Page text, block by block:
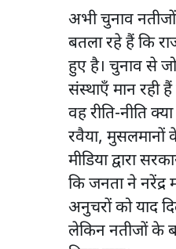
अभी चुनाव
बतला रहे हैं कि
हुए है। चुनाव से
संस्थाएँ मान रही
वह रीति-नीति
रवैया, मुसलमानों
मीडिया द्वारा
कि जनता ने
अनुचरों को याद
लेकिन नतीजों के